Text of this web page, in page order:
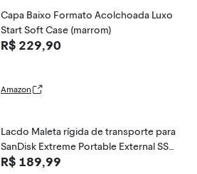
Capa Baixo Formato Acolchoada Luxo
Start Soft Case (marrom)
R$ 229,90
Amazon
Lacdo Maleta rígida de transporte para
SanDisk Extreme Portable External SSD
SDSSDE60 SDSSDE61 250/500 GB 1/
R$ 189,99